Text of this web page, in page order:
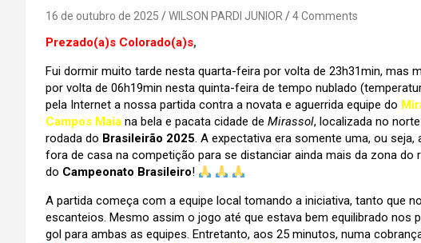
16 de outubro de 2025 WILSON PARDI JUNIOR 4 Comments
Prezado(a)s Colorado(a)s,
Fui dormir muito tarde nesta quarta-feira por volta de 23h31min, mas
por volta de 06h19min nesta quinta-feira de tempo nublado
pela Internet a nossa partida contra a novata e aguerrida equipe do
Campos Maia na bela e pacata cidade de Mirassol, localizada no
rodada do Brasileirão 2025. A expectativa era somente uma, ou
fora de casa na competição para se distanciar ainda mais da zona do
do Campeonato Brasileiro!
A partida começa com a equipe local tomando a iniciativa, tanto que
escanteios. Mesmo assim o jogo até que estava bem equilibrado nos
gol para ambas as equipes. Entretanto, aos 25 minutos, numa